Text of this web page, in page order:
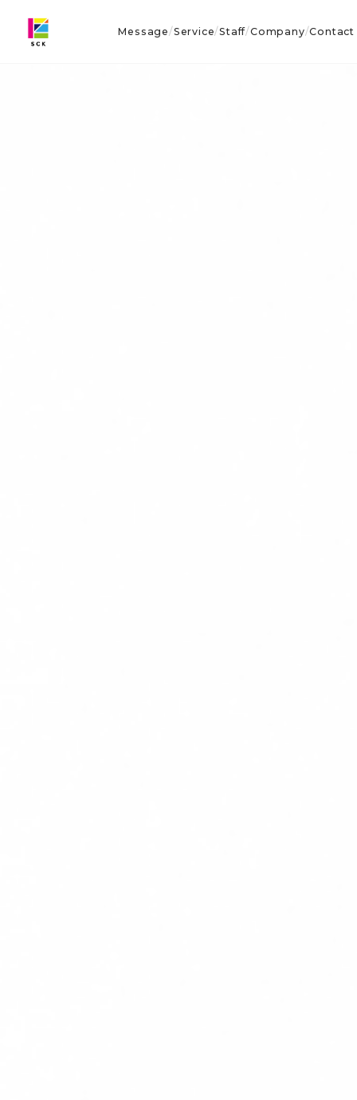
Message/Service/Staff/Company/Contact